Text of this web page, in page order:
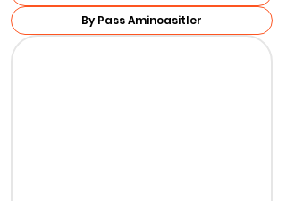
By Pass Aminoasitler